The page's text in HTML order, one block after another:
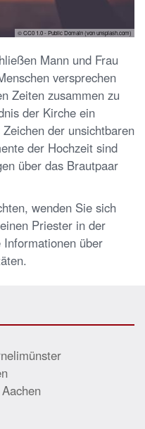
© CC0 1.0 - Public Domain (von unsplash.com)
Mann und Frau
versprechen
Zeiten zusammen zu
der Kirche ein
der unsichtbaren
der Hochzeit sind
über das Brautpaar
wenden Sie sich
Priester in der
über